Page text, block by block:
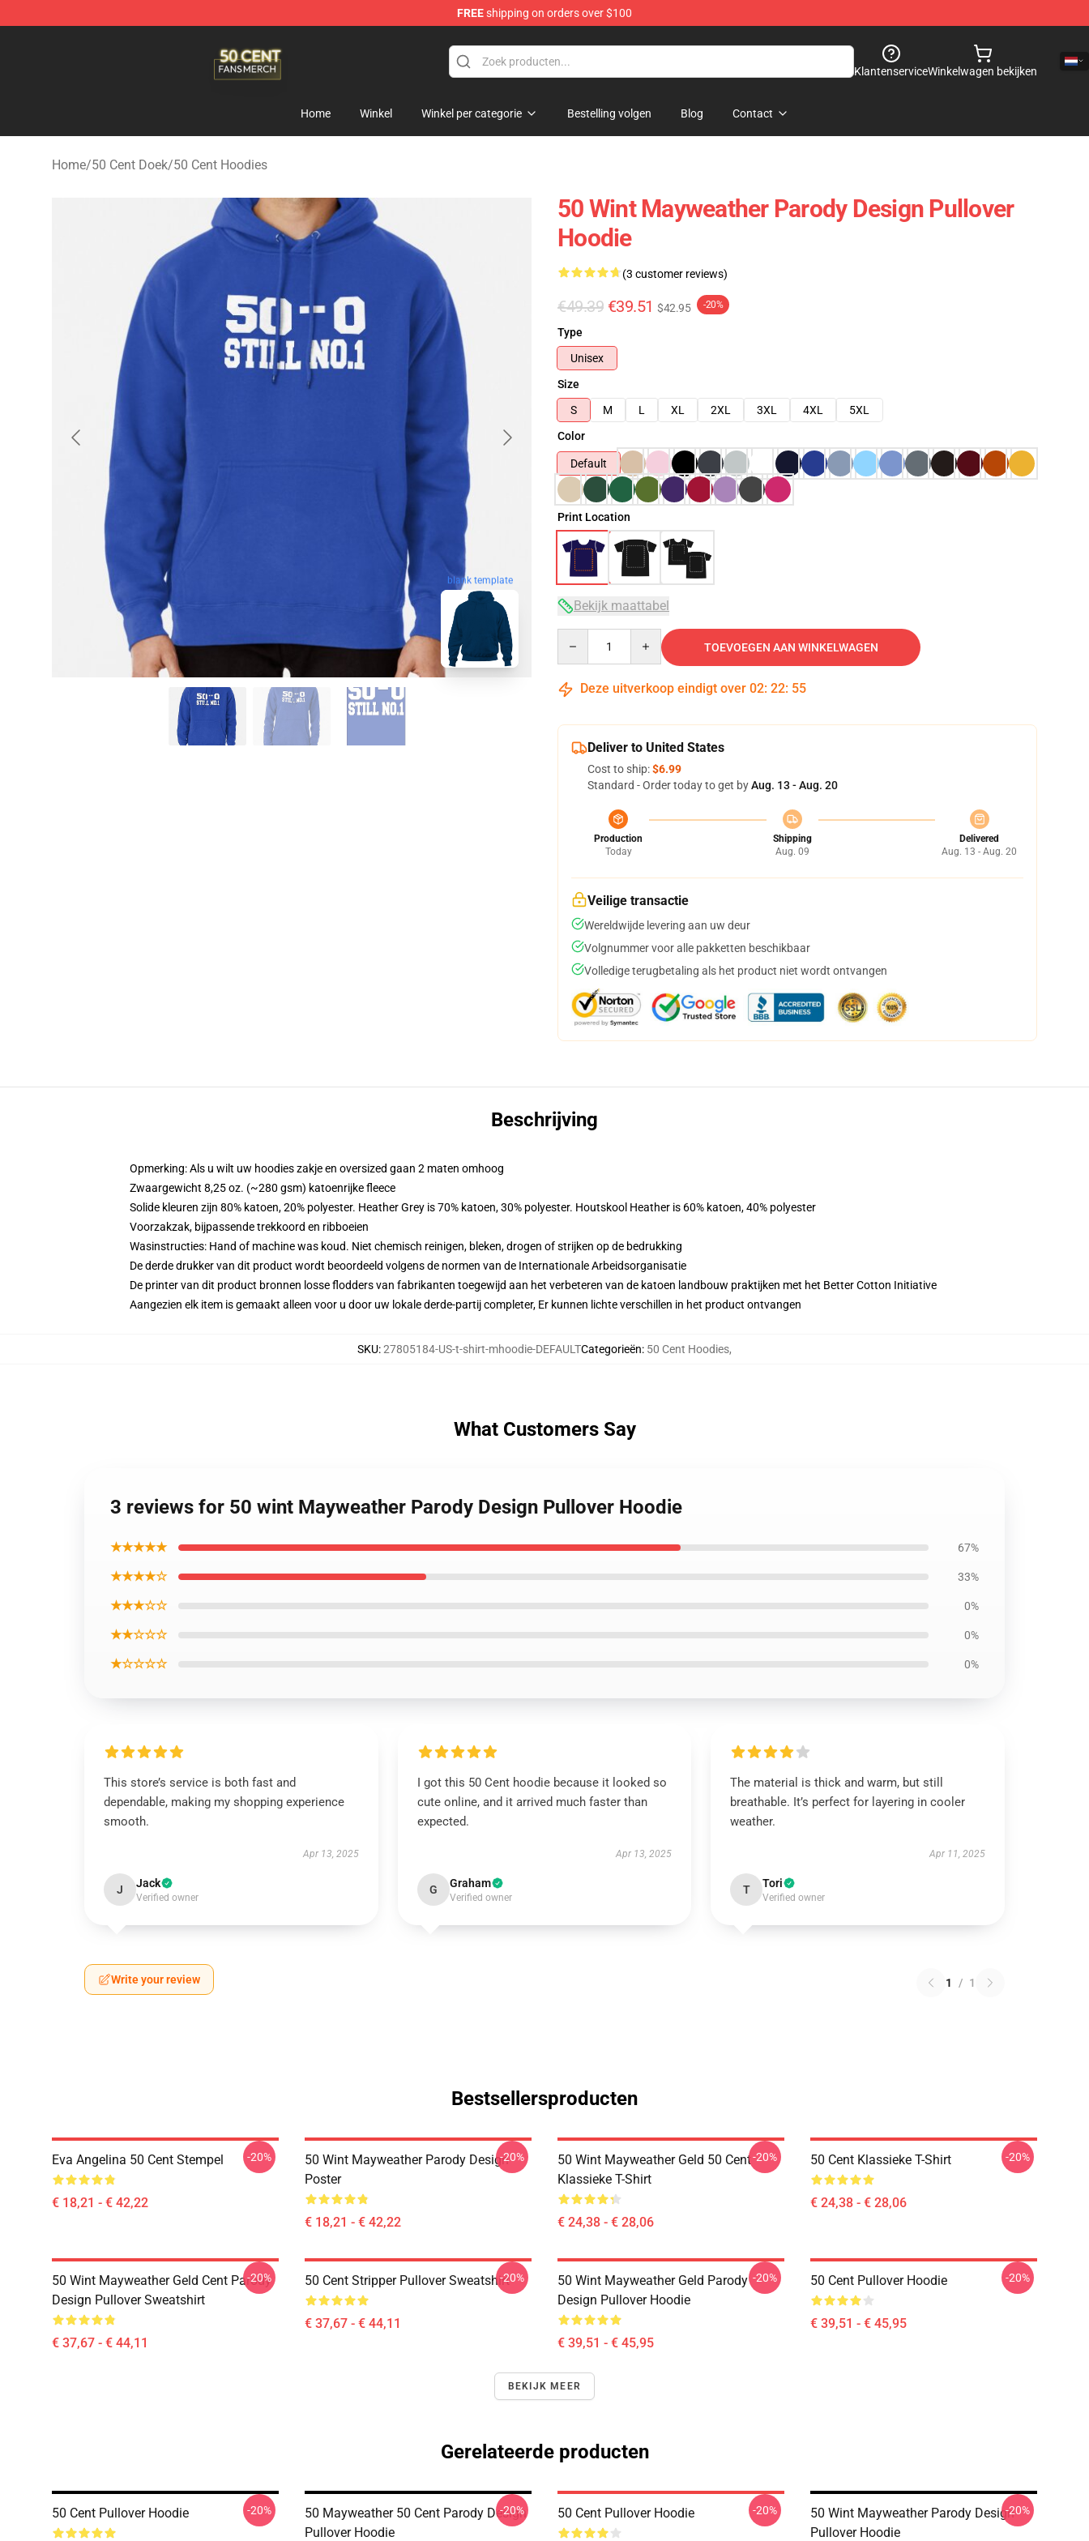
FREEshipping on orders over $100
KlantenserviceWinkelwagen bekijken
Home Winkel Winkel per categorie Bestelling volgen Blog Contact
Home/50 Cent Doek/50 Cent Hoodies
blank template
50 Wint Mayweather Parody Design Pullover
Hoodie
(3 customer reviews)
€49.39 €39.51 $42.95 -20%
Type
Unisex
Size
S
M L XL 2XL 3XL 4XL
5XL
Color
Default
Print Location
Bekijk maattabel
TOEVOEGEN AAN WINKELWAGEN
Deze uitverkoop eindigt over 02: 22: 54
Deliver to United States
Cost to ship:$6.99
Standard - Order today to get byAug. 13 - Aug. 20
Production
Today
Shipping
Aug. 09
Delivered
Aug. 13 - Aug. 20
Veilige transactie
Wereldwijde levering aan uw deur
Volgnummer voor alle pakketten beschikbaar
Volledige terugbetaling als het product niet wordt ontvangen
Beschrijving
Opmerking: Als u wilt uw hoodies zakje en oversized gaan 2 maten omhoog
Zwaargewicht 8,25 oz. (~280 gsm) katoenrijke fleece
Solide kleuren zijn 80% katoen, 20% polyester. Heather Grey is 70% katoen, 30% polyester. Houtskool Heather is 60% katoen, 40% polyester
Voorzakzak, bijpassende trekkoord en ribboeien
Wasinstructies: Hand of machine was koud. Niet chemisch reinigen, bleken, drogen of strijken op de bedrukking
De derde drukker van dit product wordt beoordeeld volgens de normen van de Internationale Arbeidsorganisatie
De printer van dit product bronnen losse flodders van fabrikanten toegewijd aan het verbeteren van de katoen landbouw praktijken met het Better Cotton Initiative
Aangezien elk item is gemaakt alleen voor u door uw lokale derde-partij completer, Er kunnen lichte verschillen in het product ontvangen
SKU:27805184-US-t-shirt-mhoodie-DEFAULTCategorieën: 50 Cent Hoodies,
What Customers Say
3 reviews for 50 wint Mayweather Parody Design Pullover Hoodie
★★★★★ 67%
★★★★☆ 33%
★★★☆☆ 0%
★★☆☆☆ 0%
★☆☆☆☆ 0%
This store’s service is both fast and
dependable, making my shopping experience
smooth.
Apr 13, 2025
J Jack
Verified owner
I got this 50 Cent hoodie because it looked so
cute online, and it arrived much faster than
expected.
Apr 13, 2025
G Graham
Verified owner
The material is thick and warm, but still
breathable. It’s perfect for layering in cooler
weather.
Apr 11, 2025
T Tori
Verified owner
Write your review 1 / 1
Bestsellersproducten
Eva Angelina 50 Cent Stempel
€ 18,21 - € 42,22
-20%
50 Wint Mayweather Parody Design
Poster
€ 18,21 - € 42,22
-20%
50 Wint Mayweather Geld 50 Cent
Klassieke T-Shirt
€ 24,38 - € 28,06
-20% 50 Cent Klassieke T-Shirt
€ 24,38 - € 28,06
-20%
50 Wint Mayweather Geld Cent Parody
Design Pullover Sweatshirt
€ 37,67 - € 44,11
-20% 50 Cent Stripper Pullover Sweatshirt
€ 37,67 - € 44,11
-20%
50 Wint Mayweather Geld Parody
Design Pullover Hoodie
€ 39,51 - € 45,95
-20% 50 Cent Pullover Hoodie
€ 39,51 - € 45,95
-20%
BEKIJK MEER
Gerelateerde producten
50 Cent Pullover Hoodie -20%
50 Mayweather 50 Cent Parody Design
Pullover Hoodie
-20% 50 Cent Pullover Hoodie -20%
50 Wint Mayweather Parody Design
Pullover Hoodie
-20%